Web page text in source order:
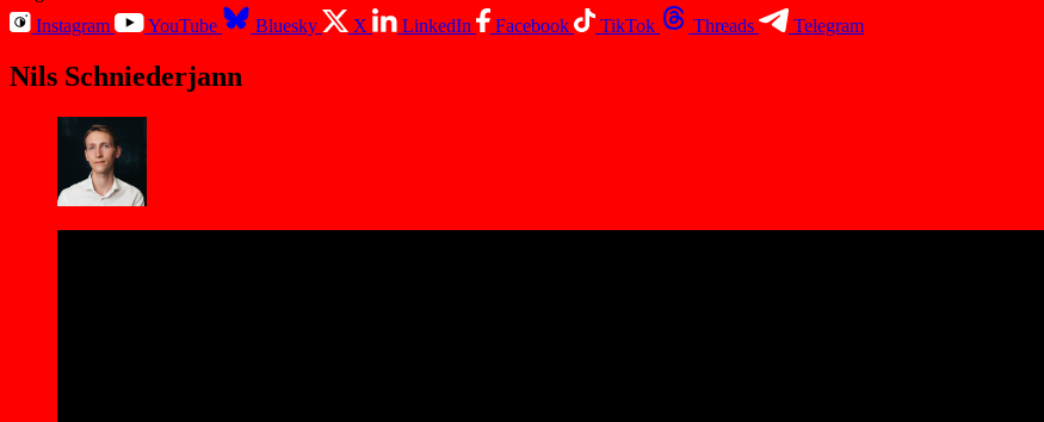
Instagram
YouTube Bluesky X LinkedIn Facebook TikTok Threads Telegram
Nils Schniederjann